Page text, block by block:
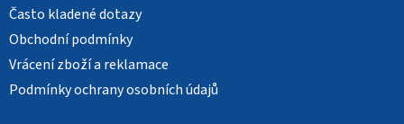
Často kladené dotazy
Obchodní podmínky
Vrácení zboží a reklamace
Podmínky ochrany osobních údajů